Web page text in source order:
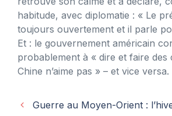
habitude, avec diplomatie : « Le
toujours ouvertement et il parle
Et : le gouvernement américain
probablement à « dire et faire des
Chine n’aime pas » – et vice versa.
Guerre au Moyen-Orient :